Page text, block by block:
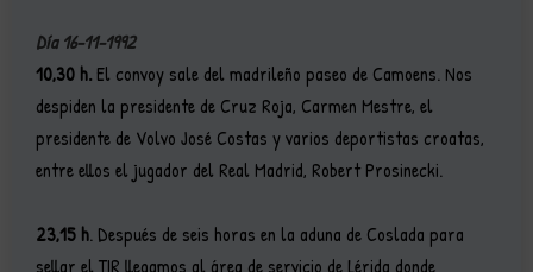
Día 16-11-1992
10,30 h. El convoy sale del madrileño paseo de Camoens. Nos
despiden la presidente de Cruz Roja, Carmen Mestre, el
presidente de Volvo José Costas y varios deportistas croatas,
entre ellos el jugador del Real Madrid, Robert Prosinecki.
23,15 h. Después de seis horas en la aduna de Coslada para
sellar el TIR llegamos al área de servicio de Lérida donde